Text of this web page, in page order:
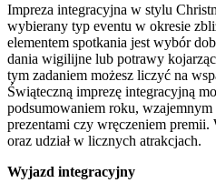
Impreza integracyjna w stylu
wybierany typ eventu w okresie
elementem spotkania jest wybór
dania wigilijne lub potrawy
tym zadaniem możesz liczyć na
Świąteczną imprezę integracyjną
podsumowaniem roku,
prezentami czy wręczeniem
oraz udział w licznych atrakcjach.
Wyjazd integracyjny